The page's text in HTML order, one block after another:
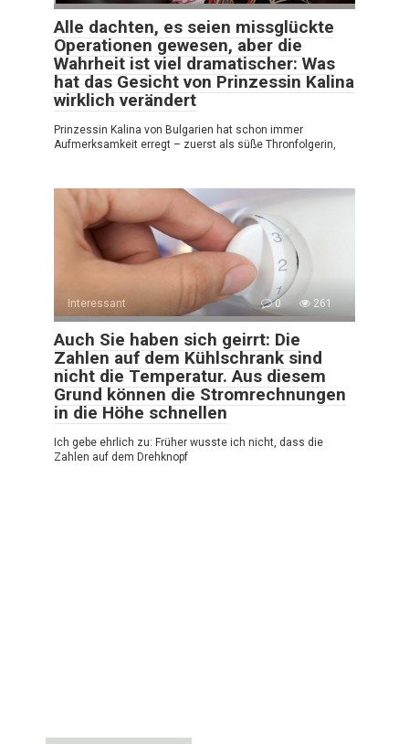
Alle dachten, es seien missglückte
Operationen gewesen, aber die
Wahrheit ist viel dramatischer: Was
hat das Gesicht von Prinzessin Kalina
wirklich verändert
Prinzessin Kalina von Bulgarien hat schon immer
Aufmerksamkeit erregt – zuerst als süße Thronfolgerin,
Interessant 0 261
Auch Sie haben sich geirrt: Die
Zahlen auf dem Kühlschrank sind
nicht die Temperatur. Aus diesem
Grund können die Stromrechnungen
in die Höhe schnellen
Ich gebe ehrlich zu: Früher wusste ich nicht, dass die
Zahlen auf dem Drehknopf